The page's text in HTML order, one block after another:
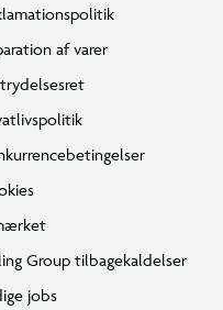
af varer
Group tilbagekaldelser
jobs